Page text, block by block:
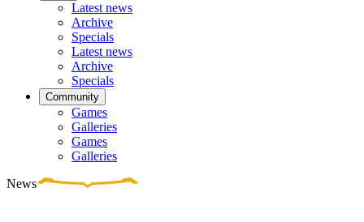
Latest news
Archive
Specials
Latest news
Archive
Specials
Community
Games
Galleries
Games
Galleries
News